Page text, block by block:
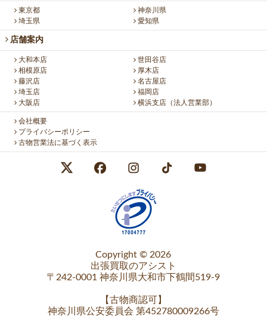
東京都
神奈川県
埼玉県
愛知県
店舗案内
大和本店
世田谷店
相模原店
厚木店
藤沢店
名古屋店
埼玉店
福岡店
大阪店
横浜支店（法人営業部）
会社概要
プライバシーポリシー
古物営業法に基づく表示
Copyright © 2026
出張買取のアシスト
〒242-0001 神奈川県大和市下鶴間519-9
【古物商認可
】
神奈川県公安委員会 第452780009266号